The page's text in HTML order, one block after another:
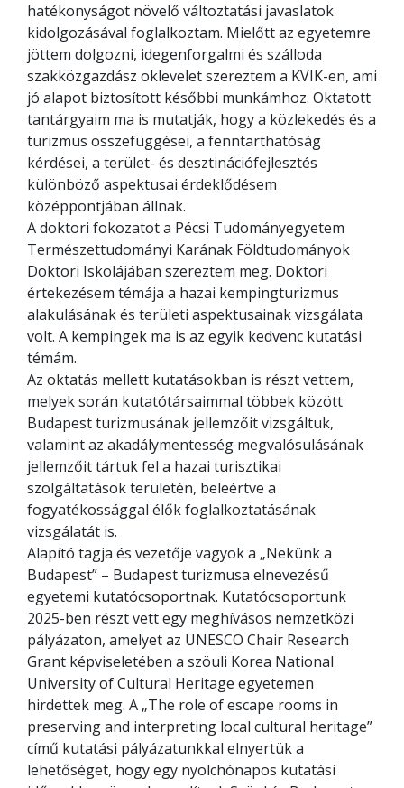
hatékonyságot növelő változtatási javaslatok
kidolgozásával foglalkoztam. Mielőtt az egyetemre
jöttem dolgozni, idegenforgalmi és szálloda
szakközgazdász oklevelet szereztem a KVIK-en, ami
jó alapot biztosított későbbi munkámhoz. Oktatott
tantárgyaim ma is mutatják, hogy a közlekedés és a
turizmus összefüggései, a fenntarthatóság
kérdései, a terület- és desztinációfejlesztés
különböző aspektusai érdeklődésem
középpontjában állnak.
A doktori fokozatot a Pécsi Tudományegyetem
Természettudományi Karának Földtudományok
Doktori Iskolájában szereztem meg. Doktori
értekezésem témája a hazai kempingturizmus
alakulásának és területi aspektusainak vizsgálata
volt. A kempingek ma is az egyik kedvenc kutatási
témám.
Az oktatás mellett kutatásokban is részt vettem,
melyek során kutatótársaimmal többek között
Budapest turizmusának jellemzőit vizsgáltuk,
valamint az akadálymentesség megvalósulásának
jellemzőit tártuk fel a hazai turisztikai
szolgáltatások területén, beleértve a
fogyatékossággal élők foglalkoztatásának
vizsgálatát is.
Alapító tagja és vezetője vagyok a „Nekünk a
Budapest” – Budapest turizmusa elnevezésű
egyetemi kutatócsoportnak. Kutatócsoportunk
2025-ben részt vett egy meghívásos nemzetközi
pályázaton, amelyet az UNESCO Chair Research
Grant képviseletében a szöuli Korea National
University of Cultural Heritage egyetemen
hirdettek meg. A „The role of escape rooms in
preserving and interpreting local cultural heritage”
című kutatási pályázatunkkal elnyertük a
lehetőséget, hogy egy nyolchónapos kutatási